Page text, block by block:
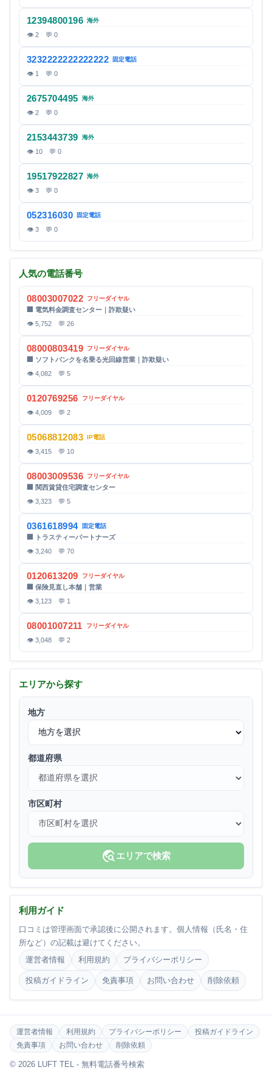
12394800196 海外
👁 2 💬 0
3232222222222222 固定電話
👁 1 💬 0
2675704495 海外
👁 2 💬 0
2153443739 海外
👁 10 💬 0
19517922827 海外
👁 3 💬 0
052316030 固定電話
👁 3 💬 0
人気の電話番号
08003007022 フリーダイヤル
🏢 電気料金調査センター｜詐欺疑い
👁 5,752 💬 26
08000803419 フリーダイヤル
🏢 ソフトバンクを名乗る光回線営業｜詐欺疑い
👁 4,082 💬 5
0120769256 フリーダイヤル
👁 4,009 💬 2
05068812083 IP電話
👁 3,415 💬 10
08003009536 フリーダイヤル
🏢 関西賃貸住宅調査センター
👁 3,323 💬 5
0361618994 固定電話
🏢 トラスティーパートナーズ
👁 3,240 💬 70
0120613209 フリーダイヤル
🏢 保険見直し本舗｜営業
👁 3,123 💬 1
08001007211 フリーダイヤル
👁 3,048 💬 2
エリアから探す
地方
都道府県
市区町村
travel_exploreエリアで検索
利用ガイド
口コミは管理画面で承認後に公開されます。個人情報（氏名・住
所など）の記載は避けてください。
運営者情報
利用規約 プライバシーポリシー
投稿ガイドライン 免責事項 お問い合わせ 削除依頼
運営者情報 利用規約 プライバシーポリシー
投稿ガイドライン
免責事項
お問い合わせ 削除依頼
© 2026 LUFT TEL - 無料電話番号検索